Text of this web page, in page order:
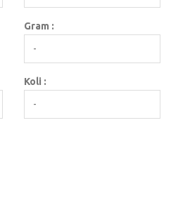
Gram :
-
Koli :
-